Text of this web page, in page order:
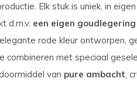
Elk stuk is uniek, in
d.m.v. een eigen goudlegering
rode kleur ontworpen,
combineren met speciaal
van pure ambacht,